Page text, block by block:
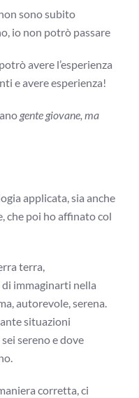
sono subito
io non potrò passare
avere l’esperienza
e avere esperienza!
gente giovane, ma
applicata, sia anche
che poi ho affinato col
terra,
di immaginarti nella
autorevole, serena.
situazioni
sereno e dove
corretta, ci